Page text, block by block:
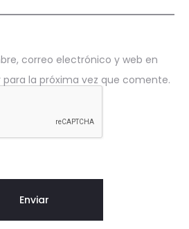
correo electrónico y web en
la próxima vez que comente.